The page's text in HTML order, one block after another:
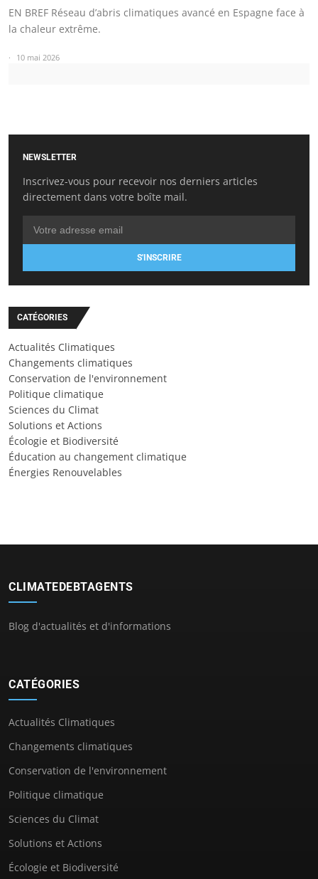
EN BREF Réseau d’abris climatiques avancé en Espagne face à
la chaleur extrême.
10 mai 2026
NEWSLETTER
Inscrivez-vous pour recevoir nos derniers articles
directement dans votre boîte mail.
S'INSCRIRE
CATÉGORIES
Actualités Climatiques
Changements climatiques
Conservation de l'environnement
Politique climatique
Sciences du Climat
Solutions et Actions
Écologie et Biodiversité
Éducation au changement climatique
Énergies Renouvelables
CLIMATEDEBTAGENTS
Blog d'actualités et d'informations
CATÉGORIES
Actualités Climatiques
Changements climatiques
Conservation de l'environnement
Politique climatique
Sciences du Climat
Solutions et Actions
Écologie et Biodiversité